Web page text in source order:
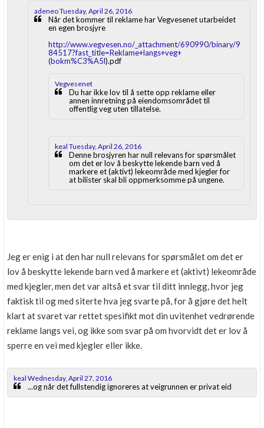
adeneo Tuesday, April 26, 2016
Når det kommer til reklame har Vegvesenet utarbeidet
en egen brosjyre
http://www.vegvesen.no/_attachment/690990/binary/9
84517?fast_title=Reklame+langs+veg+
(bokm%C3%A5l).pdf
Vegvesenet
Du har ikke lov til å sette opp reklame eller
annen innretning på eiendomsområdet til
offentlig veg uten tillatelse.
keal Tuesday, April 26, 2016
Denne brosjyren har null relevans for spørsmålet
om det er lov å beskytte lekende barn ved å
markere et (aktivt) lekeområde med kjegler for
at bilister skal bli oppmerksomme på ungene.
Jeg er enig i at den har null relevans for spørsmålet om det er
lov å beskytte lekende barn ved å markere et (aktivt) lekeområde
med kjegler, men det var altså et svar til ditt innlegg, hvor jeg
faktisk til og med siterte hva jeg svarte på, for å gjøre det helt
klart at svaret var rettet spesifikt mot din uvitenhet vedrørende
reklame langs vei, og ikke som svar på om hvorvidt det er lov å
sperre en vei med kjegler eller ikke.
keal Wednesday, April 27, 2016
...og når det fullstendig ignoreres at veigrunnen er privat eid